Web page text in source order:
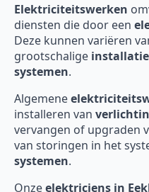
Elektriciteitswerken
diensten die door een
Deze kunnen variëren
grootschalige
systemen.
Algemene
installeren van
vervangen of upgraden
van storingen in het
systemen.
Onzeelektriciens in